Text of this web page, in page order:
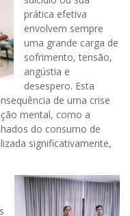
prática efetiva
envolvem sempre
uma grande carga de
sofrimento, tensão,
angústia e
desespero. Esta
de uma crise
mental, como a
do consumo de
significativamente,